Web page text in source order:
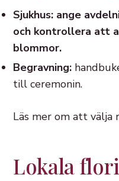
Sjukhus: ange
och kontrollera att
blommor.
Begravning:
till ceremonin.
Läs mer om att välja
Lokala